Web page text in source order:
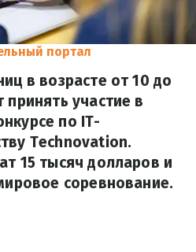
портал
в возрасте от 10 до
участие в
по IТ-
Technovation.
15 тысяч долларов и
соревнование.